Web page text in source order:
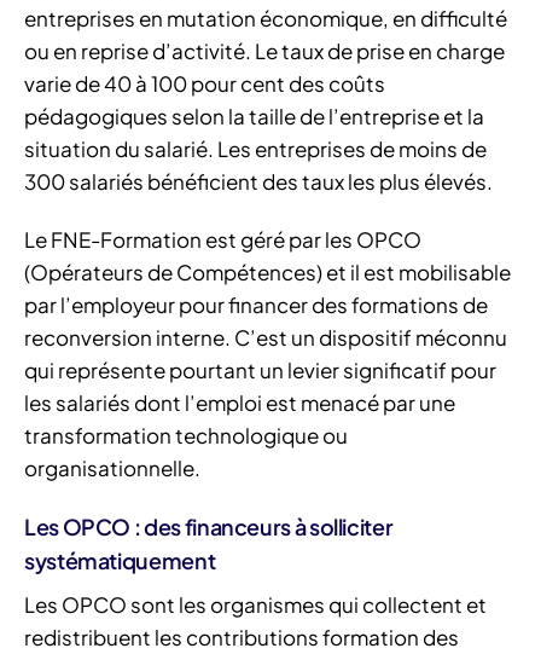
entreprises en mutation économique, en difficulté
ou en reprise d’activité. Le taux de prise en charge
varie de 40 à 100 pour cent des coûts
pédagogiques selon la taille de l’entreprise et la
situation du salarié. Les entreprises de moins de
300 salariés bénéficient des taux les plus élevés.
Le FNE-Formation est géré par les OPCO
(Opérateurs de Compétences) et il est mobilisable
par l’employeur pour financer des formations de
reconversion interne. C’est un dispositif méconnu
qui représente pourtant un levier significatif pour
les salariés dont l’emploi est menacé par une
transformation technologique ou
organisationnelle.
Les OPCO : des financeurs à solliciter
systématiquement
Les OPCO sont les organismes qui collectent et
redistribuent les contributions formation des